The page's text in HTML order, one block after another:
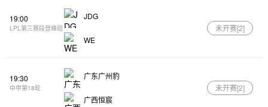
19:00
LPL第三赛段登峰组
JDG
WE
未开赛[2]
19:30
中甲第18轮
广东广州豹
广西恒宸
未开赛[2]